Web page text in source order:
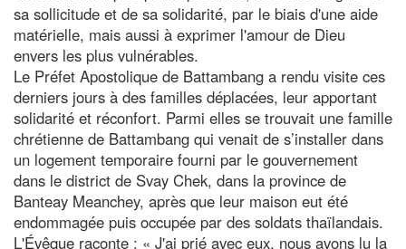
sa sollicitude et de sa solidarité, par le biais d'une aide
matérielle, mais aussi à exprimer l'amour de Dieu
envers les plus vulnérables.
Le Préfet Apostolique de Battambang a rendu visite ces
derniers jours à des familles déplacées, leur apportant
solidarité et réconfort. Parmi elles se trouvait une famille
chrétienne de Battambang qui venait de s’installer dans
un logement temporaire fourni par le gouvernement
dans le district de Svay Chek, dans la province de
Banteay Meanchey, après que leur maison eut été
endommagée puis occupée par des soldats thaïlandais.
L'Évêque raconte : « J'ai prié avec eux, nous avons lu la